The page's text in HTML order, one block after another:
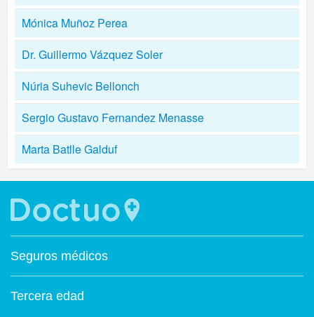
Mónica Muñoz Perea
Dr. Guillermo Vázquez Soler
Núria Suhevic Bellonch
Sergio Gustavo Fernandez Menasse
Marta Batlle Galduf
Seguros médicos
Tercera edad